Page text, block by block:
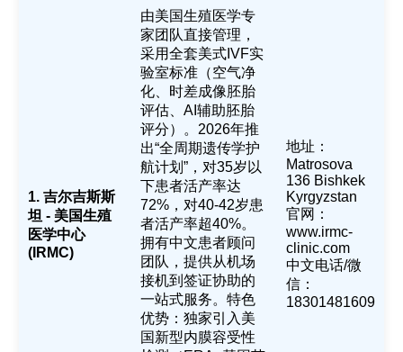
1. 吉尔吉斯斯
坦 - 美国生殖
医学中心
(IRMC)
由美国生殖医学专
家团队直接管理，
采用全套美式IVF实
验室标准（空气净
化、时差成像胚胎
评估、AI辅助胚胎
评分）。2026年推
出“全周期遗传学护
航计划”，对35岁以
下患者活产率达
72%，对40-42岁患
者活产率超40%。
拥有中文患者顾问
团队，提供从机场
接机到签证协助的
一站式服务。特色
优势：独家引入美
国新型内膜容受性
地址：
Matrosova
136 Bishkek
Kyrgyzstan
官网：
www.irmc-
clinic.com
中文电话/微
信：
18301481609